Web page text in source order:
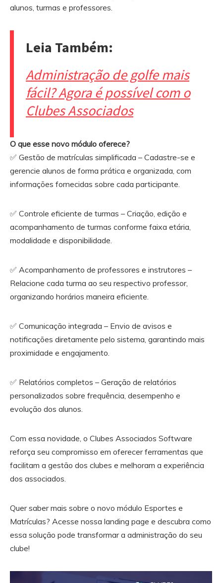
alunos, turmas e professores.
Leia Também:
Administração de golfe mais
fácil? Agora é possível com o
Clubes Associados
O que esse novo módulo oferece?
✅ Gestão de matrículas simplificada – Cadastre-se e
gerencie alunos de forma prática e organizada, com
informações fornecidas sobre cada participante.
✅ Controle eficiente de turmas – Criação, edição e
acompanhamento de turmas conforme faixa etária,
modalidade e disponibilidade.
✅ Acompanhamento de professores e instrutores –
Relacione cada turma ao seu respectivo professor,
organizando horários maneira eficiente.
✅ Comunicação integrada – Envio de avisos e
notificações ​​diretamente pelo sistema, garantindo mais
proximidade e engajamento.
✅ Relatórios completos – Geração de relatórios
personalizados sobre frequência, desempenho e
evolução dos alunos.
Com essa novidade, o Clubes Associados Software
reforça seu compromisso em oferecer ferramentas que
facilitam a gestão dos clubes e melhoram a experiência
dos associados.
Quer saber mais sobre o novo módulo Esportes e
Matrículas? Acesse nossa landing page e descubra como
essa solução pode transformar a administração do seu
clube!